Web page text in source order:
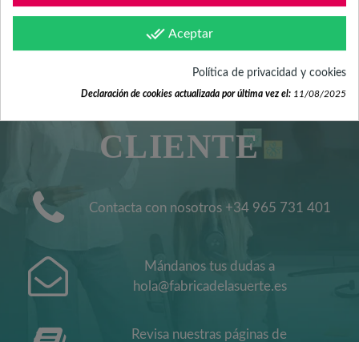
SERVICIO DE
ATENCIÓN AL
CLIENTE
Contacta con nosotros +34 965 731 401
Mándanos tus dudas a
hola@fabricadelasuerte.es
Revisa nuestras páginas de
done_all Aceptar
Política de privacidad y cookies
Declaración de cookies actualizada por última vez el: 11/08/2025